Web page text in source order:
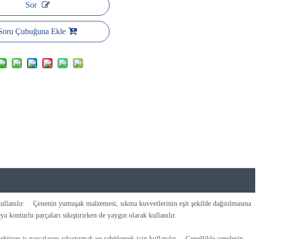
Sor
Çubuğuna Ekle
Çenenin yumuşak malzemesi, sıkma kuvvetlerinin eşit şekilde dağıtılmasına
parçaları sıkıştırırken de yaygın olarak kullanılır.